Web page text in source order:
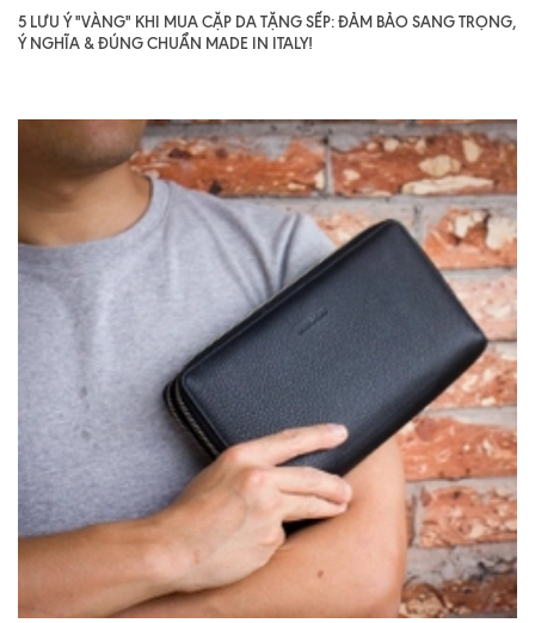
5 LƯU Ý "VÀNG" KHI MUA CẶP DA TẶNG SẾP: ĐẢM BẢO SANG TRỌNG,
Ý NGHĨA & ĐÚNG CHUẨN MADE IN ITALY!